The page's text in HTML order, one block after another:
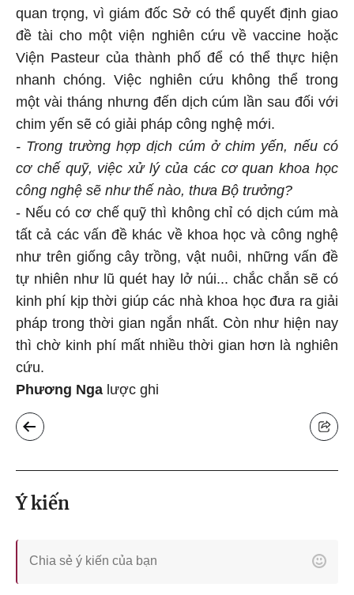
quan trọng, vì giám đốc Sở có thể quyết định giao
đề tài cho một viện nghiên cứu về vaccine hoặc
Viện Pasteur của thành phố để có thể thực hiện
nhanh chóng. Việc nghiên cứu không thể trong
một vài tháng nhưng đến dịch cúm lần sau đối với
chim yến sẽ có giải pháp công nghệ mới.
- Trong trường hợp dịch cúm ở chim yến, nếu có
cơ chế quỹ, việc xử lý của các cơ quan khoa học
công nghệ sẽ như thế nào, thưa Bộ trưởng?
- Nếu có cơ chế quỹ thì không chỉ có dịch cúm mà
tất cả các vấn đề khác về khoa học và công nghệ
như trên giống cây trồng, vật nuôi, những vấn đề
tự nhiên như lũ quét hay lở núi... chắc chắn sẽ có
kinh phí kịp thời giúp các nhà khoa học đưa ra giải
pháp trong thời gian ngắn nhất. Còn như hiện nay
thì chờ kinh phí mất nhiều thời gian hơn là nghiên
cứu.
Phương Nga lược ghi
Ý kiến